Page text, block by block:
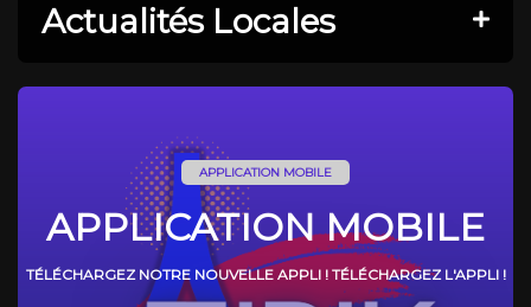
Actualités Locales
APPLICATION MOBILE
APPLICATION MOBILE
TÉLÉCHARGEZ NOTRE NOUVELLE APPLI ! TÉLÉCHARGEZ L'APPLI !